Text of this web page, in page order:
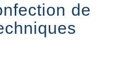
de